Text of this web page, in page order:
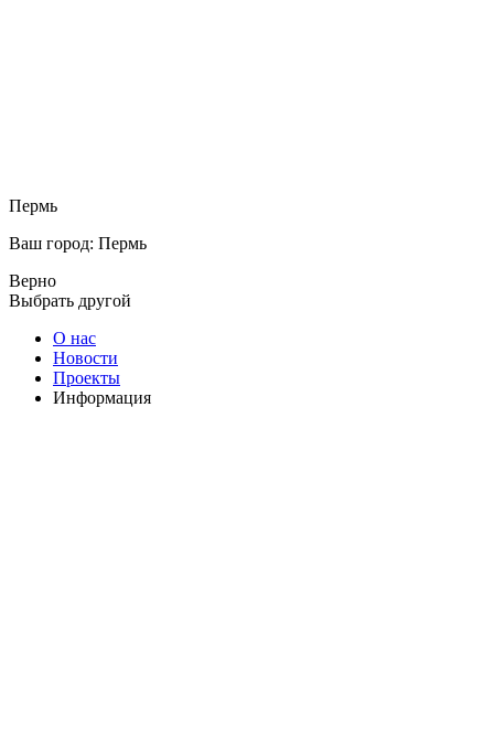
Пермь
Ваш город: Пермь
Верно
Выбрать другой
О нас
Новости
Проекты
Информация